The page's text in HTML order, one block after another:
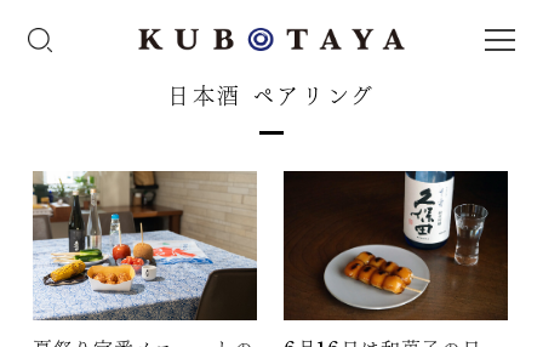
日本酒 ペアリング